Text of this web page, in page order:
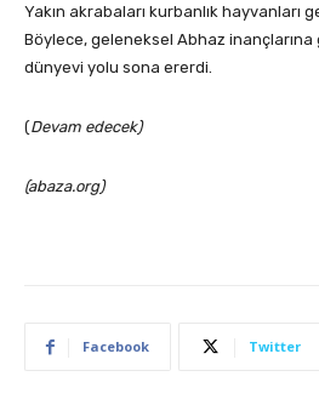
Yakın akrabaları kurbanlık hayvanları
Böylece, geleneksel Abhaz
dünyevi yolu sona ererdi.
(Devam edecek)
(abaza.org)
Facebook Twitter